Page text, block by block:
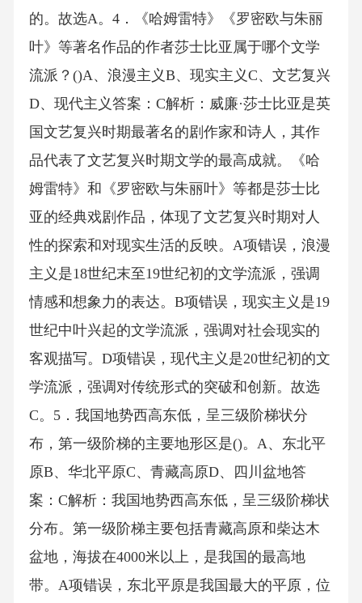
的。故选A。4．《哈姆雷特》《罗密欧与朱丽
叶》等著名作品的作者莎士比亚属于哪个文学
流派？()A、浪漫主义B、现实主义C、文艺复兴
D、现代主义答案：C解析：威廉·莎士比亚是英
国文艺复兴时期最著名的剧作家和诗人，其作
品代表了文艺复兴时期文学的最高成就。《哈
姆雷特》和《罗密欧与朱丽叶》等都是莎士比
亚的经典戏剧作品，体现了文艺复兴时期对人
性的探索和对现实生活的反映。A项错误，浪漫
主义是18世纪末至19世纪初的文学流派，强调
情感和想象力的表达。B项错误，现实主义是19
世纪中叶兴起的文学流派，强调对社会现实的
客观描写。D项错误，现代主义是20世纪初的文
学流派，强调对传统形式的突破和创新。故选
C。5．我国地势西高东低，呈三级阶梯状分
布，第一级阶梯的主要地形区是()。A、东北平
原B、华北平原C、青藏高原D、四川盆地答
案：C解析：我国地势西高东低，呈三级阶梯状
分布。第一级阶梯主要包括青藏高原和柴达木
盆地，海拔在4000米以上，是我国的最高地
带。A项错误，东北平原是我国最大的平原，位